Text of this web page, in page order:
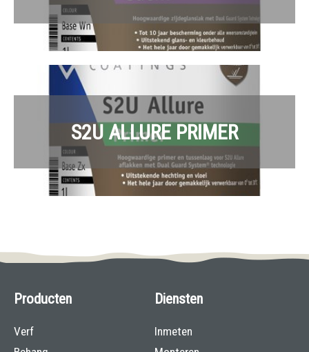
S2U ALLURE PRIMER
Producten
Verf
Diensten
Inmeten